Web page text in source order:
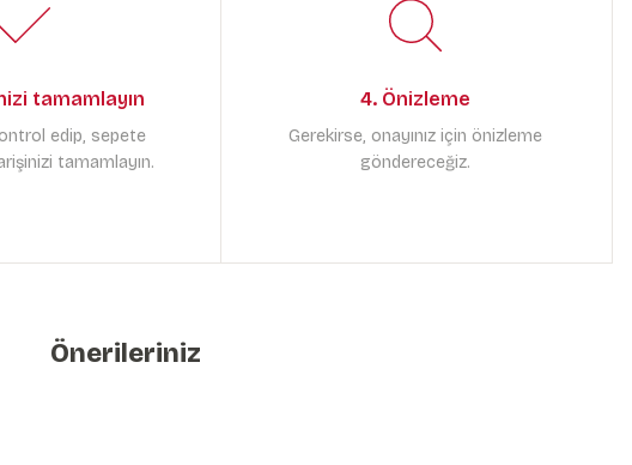
tamamlayın
edip, sepete
tamamlayın.
4. Önizleme
Gerekirse, onayınız için önizleme
göndereceğiz.
Önerileriniz